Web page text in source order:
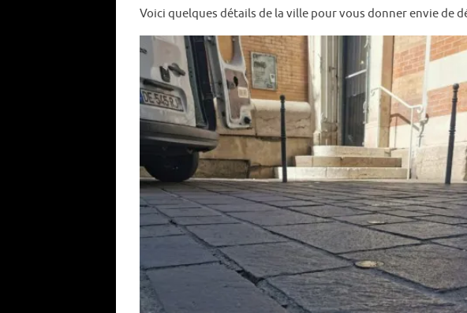
Voici quelques détails de la ville pour vous donner envie de